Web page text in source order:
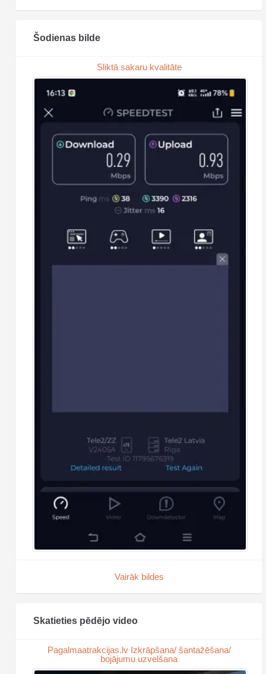
Šodienas bilde
Sliktā sakaru kvalitāte
Vairāk bildes
Skatieties pēdējo video
Pagalmaatrakcijas.lv Izkrāpšana/ šantažēšana/
bojājumu uzvelšana